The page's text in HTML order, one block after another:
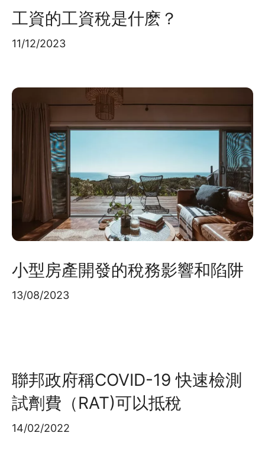
工資的工資稅是什麽？
11/12/2023
小型房產開發的稅務影響和陷阱
13/08/2023
聯邦政府稱COVID-19 快速檢測
試劑費（RAT)可以抵稅
14/02/2022